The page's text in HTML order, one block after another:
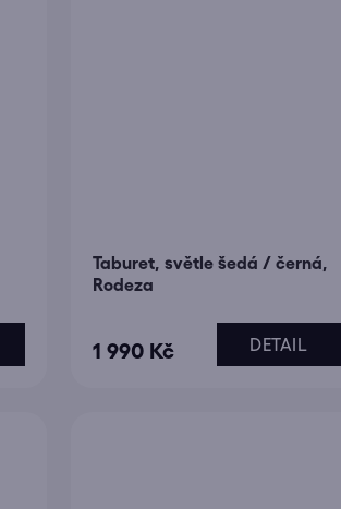
Taburet, světle šedá / černá,
Rodeza
1 990 Kč DETAIL